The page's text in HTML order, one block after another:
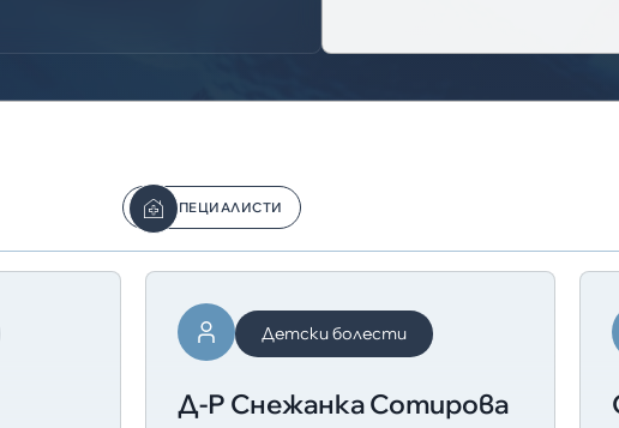
Детски болести
Д-Р Снежанка Сотирова
СПЕЦИАЛИСТИ